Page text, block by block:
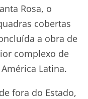
Rosa, o
cobertas
a obra de
complexo de
Latina.
fora do Estado,